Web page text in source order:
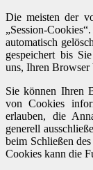
Die meisten der
„Session-
automatisch
gespeichert bis
uns, Ihren Browser
Sie können Ihren
von Cookies
erlauben, die
generell
beim Schließen
Cookies kann die